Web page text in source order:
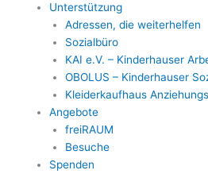
Unterstützung
Adressen, die weiterhelfen
Sozialbüro
KAI e.V. – Kinderhauser
OBOLUS – Kinderhauser
Kleiderkaufhaus
Angebote
freiRAUM
Besuche
Spenden